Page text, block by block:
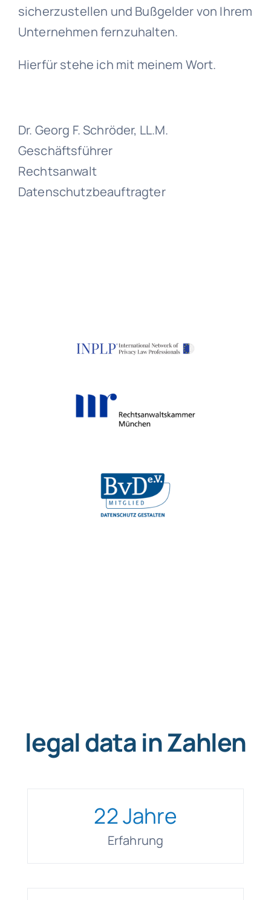
sicherzustellen und Bußgelder von Ihrem
Unternehmen fernzuhalten.
Hierfür stehe ich mit meinem Wort.
Dr. Georg F. Schröder, LL.M.
Geschäftsführer
Rechtsanwalt
Datenschutzbeauftragter
legal data in Zahlen
22Jahre
Erfahrung